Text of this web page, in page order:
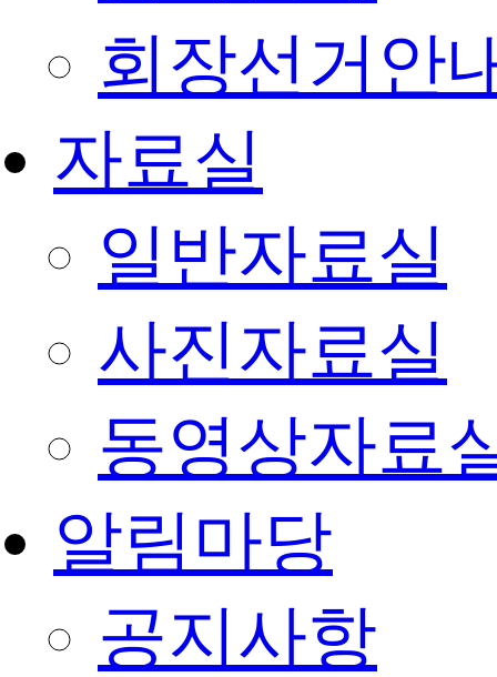
회장선거안
자료실
일반자료실
사진자료실
동영상자료
알림마당
공지사항